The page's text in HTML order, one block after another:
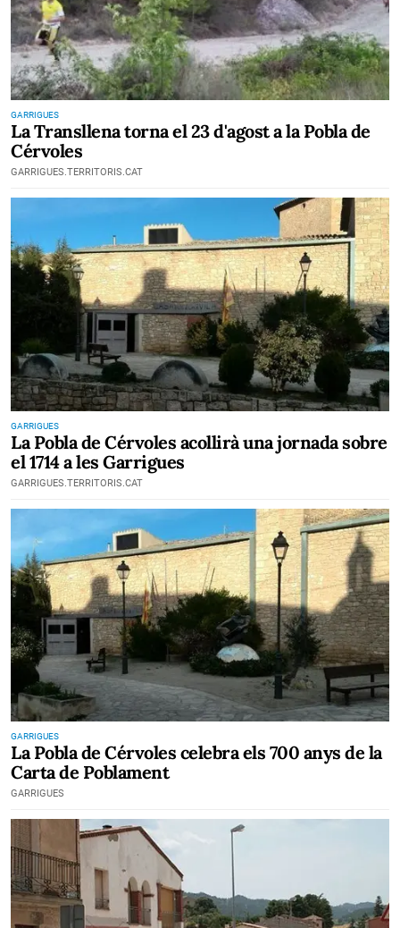
GARRIGUES
La Transllena torna el 23 d'agost a la Pobla de
Cérvoles
GARRIGUES.TERRITORIS.CAT
GARRIGUES
La Pobla de Cérvoles acollirà una jornada sobre
el 1714 a les Garrigues
GARRIGUES.TERRITORIS.CAT
GARRIGUES
La Pobla de Cérvoles celebra els 700 anys de la
Carta de Poblament
GARRIGUES